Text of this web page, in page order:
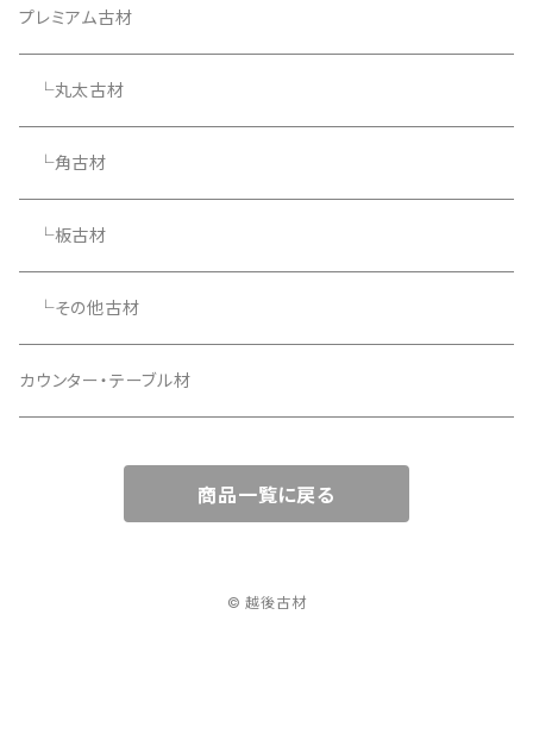
プレミアム古材
└丸太古材
└角古材
└板古材
└その他古材
カウンター・テーブル材
商品一覧に戻る
© 越後古材